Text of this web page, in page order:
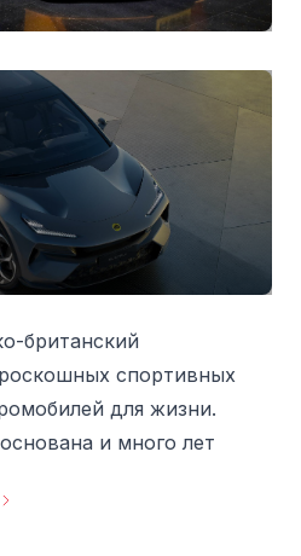
британский
спортивных
для жизни.
и много лет
нестабильности